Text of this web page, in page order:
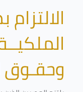
وحقـوق